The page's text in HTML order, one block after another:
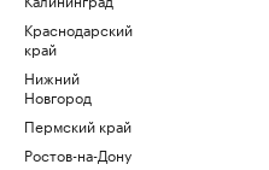
Краснодарский
край
Нижний
Новгород
Пермский край
Ростов-на-Дону